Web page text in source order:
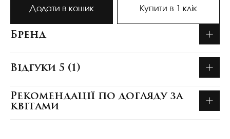
Додати в кошик Купити в 1 клік
Бренд
Відгуки 5 (1)
Рекомендації по догляду за
квітами